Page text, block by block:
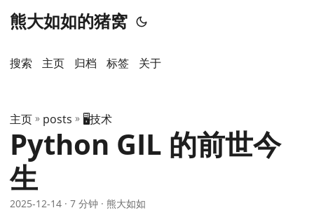
熊大如如的猪窝
搜索 主页 ️归档 标签 关于
主页 » posts » 🖥️技术
Python GIL 的前世今
生
2025-12-14 · 7 分钟 · 熊大如如